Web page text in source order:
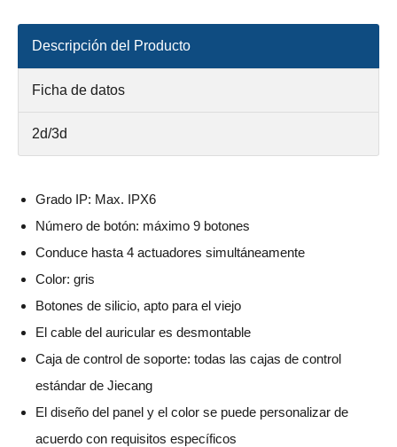
Descripción del Producto
Ficha de datos
2d/3d
Grado IP: Max. IPX6
Número de botón: máximo 9 botones
Conduce hasta 4 actuadores simultáneamente
Color: gris
Botones de silicio, apto para el viejo
El cable del auricular es desmontable
Caja de control de soporte: todas las cajas de control
estándar de Jiecang
El diseño del panel y el color se puede personalizar de
acuerdo con requisitos específicos